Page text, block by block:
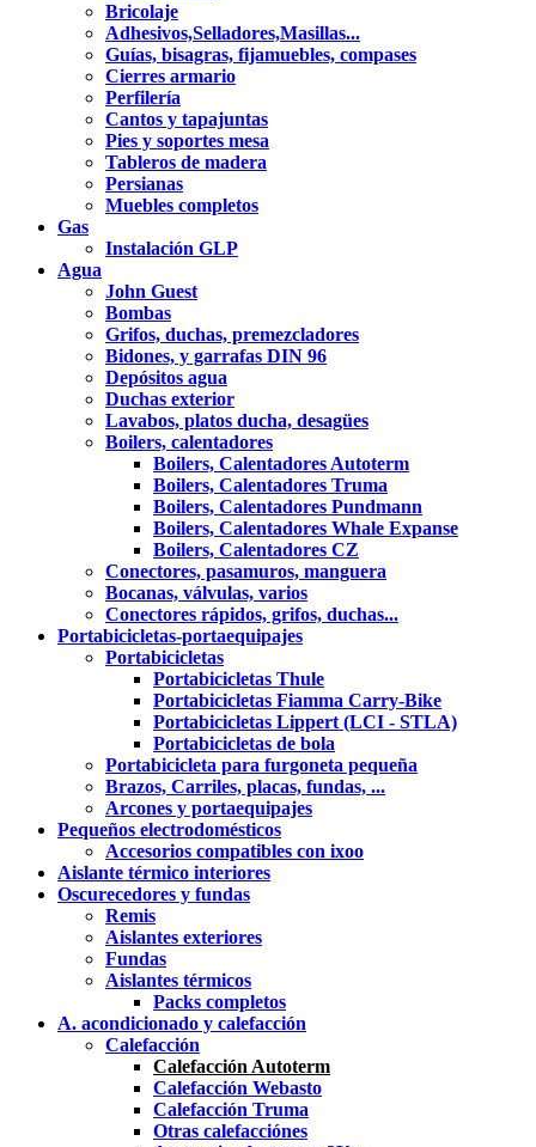
Bricolaje
Adhesivos,Selladores,Masillas...
Guías, bisagras, fijamuebles, compases
Cierres armario
Perfilería
Cantos y tapajuntas
Pies y soportes mesa
Tableros de madera
Persianas
Muebles completos
Gas
Instalación GLP
Agua
John Guest
Bombas
Grifos, duchas, premezcladores
Bidones, y garrafas DIN 96
Depósitos agua
Duchas exterior
Lavabos, platos ducha, desagües
Boilers, calentadores
Boilers, Calentadores Autoterm
Boilers, Calentadores Truma
Boilers, Calentadores Pundmann
Boilers, Calentadores Whale Expanse
Boilers, Calentadores CZ
Conectores, pasamuros, manguera
Bocanas, válvulas, varios
Conectores rápidos, grifos, duchas...
Portabicicletas-portaequipajes
Portabicicletas
Portabicicletas Thule
Portabicicletas Fiamma Carry-Bike
Portabicicletas Lippert (LCI - STLA)
Portabicicletas de bola
Portabicicleta para furgoneta pequeña
Brazos, Carriles, placas, fundas, ...
Arcones y portaequipajes
Pequeños electrodomésticos
Accesorios compatibles con ixoo
Aislante térmico interiores
Oscurecedores y fundas
Remis
Aislantes exteriores
Fundas
Aislantes térmicos
Packs completos
A. acondicionado y calefacción
Calefacción
Calefacción Autoterm
Calefacción Webasto
Calefacción Truma
Otras calefacciónes